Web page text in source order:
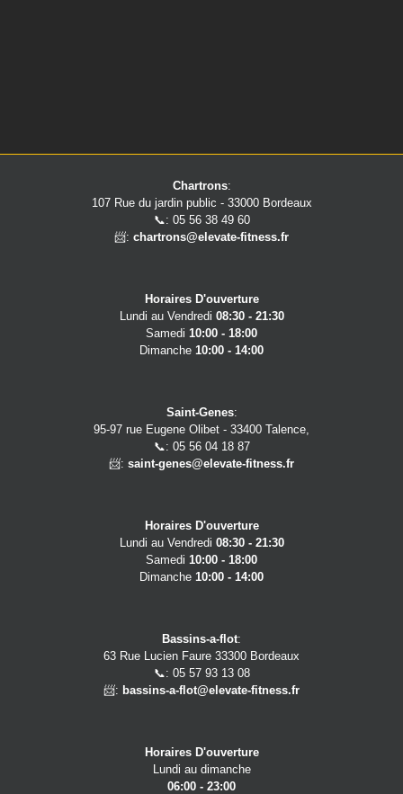
Chartrons:
107 Rue du jardin public - 33000 Bordeaux
📞: 05 56 38 49 60
📨: chartrons@elevate-fitness.fr
Horaires D'ouverture
Lundi au Vendredi 08:30 - 21:30
Samedi 10:00 - 18:00
Dimanche 10:00 - 14:00
Saint-Genes:
95-97 rue Eugene Olibet - 33400 Talence,
📞: 05 56 04 18 87
📨: saint-genes@elevate-fitness.fr
Horaires D'ouverture
Lundi au Vendredi 08:30 - 21:30
Samedi 10:00 - 18:00
Dimanche 10:00 - 14:00
Bassins-a-flot:
63 Rue Lucien Faure 33300 Bordeaux
📞: 05 57 93 13 08
📨: bassins-a-flot@elevate-fitness.fr
Horaires D'ouverture
Lundi au dimanche
06:00 - 23:00